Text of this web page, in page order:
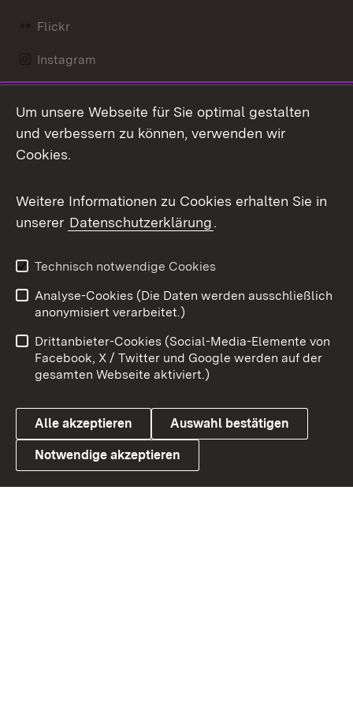
Flickr
Instagram
Mastodon
Messenger
Social Wall
X / Twitter
Youtube
Link zum Landesportal
Benutzungshinweise
Barrierefreiheit
Datenschutz
Cookies
Um unsere Webseite für Sie optimal gestalten
und verbessern zu können, verwenden wir
Cookies.
Weitere Informationen zu Cookies erhalten Sie in
unserer Datenschutzerklärung.
Technisch notwendige Cookies
Analyse-Cookies (Die Daten werden ausschließlich
anonymisiert verarbeitet.)
Drittanbieter-Cookies (Social-Media-Elemente von
Facebook, X / Twitter und Google werden auf der
gesamten Webseite aktiviert.)
Alle akzeptieren Auswahl bestätigen
Notwendige akzeptieren